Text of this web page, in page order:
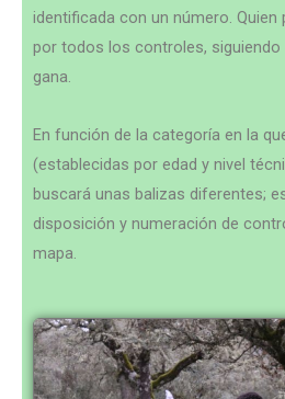
identificada con un número.
por todos los controles, siguiendo
gana.
En función de la categoría en la
(establecidas por edad y nivel
buscará unas balizas diferentes;
disposición y numeración de
mapa.